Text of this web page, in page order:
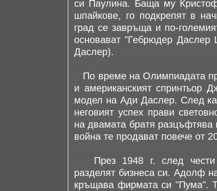
си Паулина. Баща му
шпайкове, го подкрепят в
град се завръща и по-
основават "Гебрюдер Даслер
Даслер).
По време на Олимпиадата
и американският спринтьор
модел на Ади Даслер. След
неговият успех прави
на двамата братя разцъфтява
война те продават повече от
През 1948 г. след чести
разделят бизнеса си. Адолф
кръщава фирмата си "Пума".